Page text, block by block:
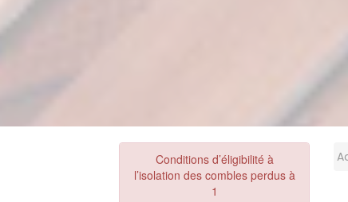
Conditions d’éligibilité à
l’isolation des combles perdus à
1